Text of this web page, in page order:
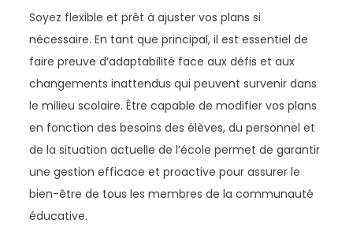
Soyez flexible et prêt à ajuster vos plans si
nécessaire. En tant que principal, il est essentiel de
faire preuve d’adaptabilité face aux défis et aux
changements inattendus qui peuvent survenir dans
le milieu scolaire. Être capable de modifier vos plans
en fonction des besoins des élèves, du personnel et
de la situation actuelle de l’école permet de garantir
une gestion efficace et proactive pour assurer le
bien-être de tous les membres de la communauté
éducative.